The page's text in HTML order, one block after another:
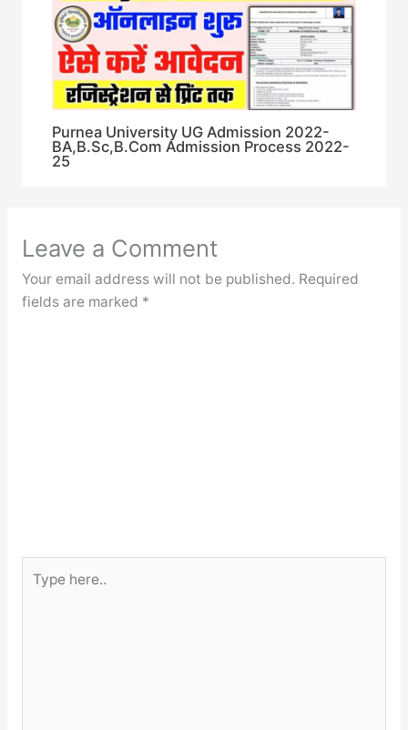
Purnea University UG Admission 2022-
BA,B.Sc,B.Com Admission Process 2022-
25
Leave a Comment
Your email address will not be published. Required
fields are marked *
here..